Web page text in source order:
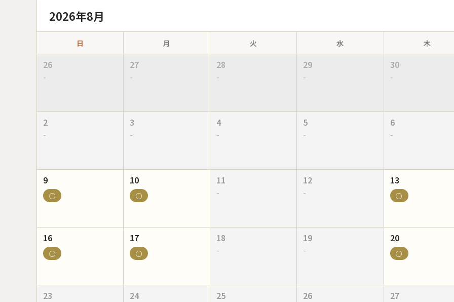
2026年8月
日 月 火 水 木
26
-
27
-
28
-
29
-
30
-
2
-
3
-
4
-
5
-
6
-
9
○
10
○
11
-
12
-
13
○
16
○
17
○
18
-
19
-
20
○
23 24 25 26 27